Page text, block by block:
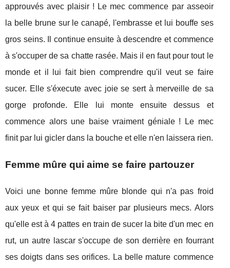
approuvés avec plaisir ! Le mec commence par asseoir
la belle brune sur le canapé, l'embrasse et lui bouffe ses
gros seins. Il continue ensuite à descendre et commence
à s'occuper de sa chatte rasée. Mais il en faut pour tout le
monde et il lui fait bien comprendre qu'il veut se faire
sucer. Elle s'éxecute avec joie se sert à merveille de sa
gorge profonde. Elle lui monte ensuite dessus et
commence alors une baise vraiment géniale ! Le mec
finit par lui gicler dans la bouche et elle n'en laissera rien.
Femme mûre qui aime se faire partouzer
Voici une bonne femme mûre blonde qui n'a pas froid
aux yeux et qui se fait baiser par plusieurs mecs. Alors
qu'elle est à 4 pattes en train de sucer la bite d'un mec en
rut, un autre lascar s'occupe de son derrière en fourrant
ses doigts dans ses orifices. La belle mature commence